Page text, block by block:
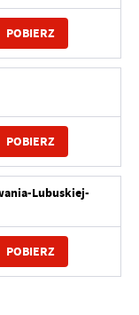
POBIERZ
POBIERZ
Lubuskiej-
POBIERZ